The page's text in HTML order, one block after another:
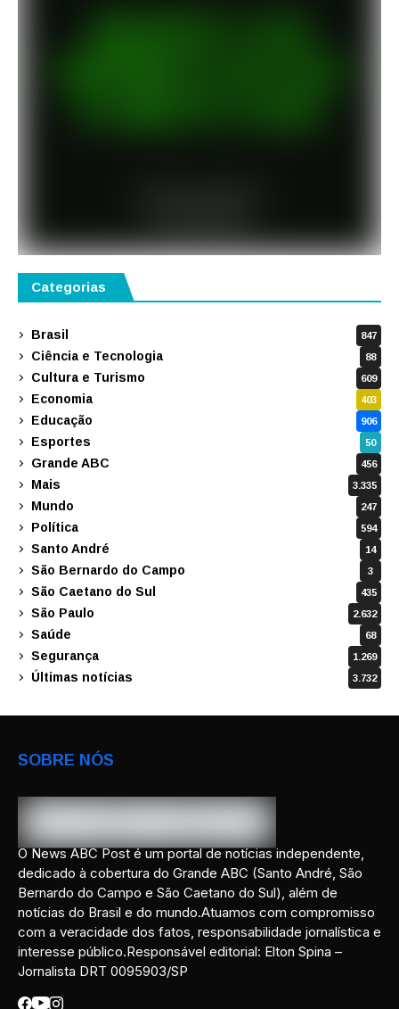
Categorias
Brasil 847
Ciência e Tecnologia 88
Cultura e Turismo 609
Economia 403
Educação 906
Esportes 50
Grande ABC 456
Mais 3.335
Mundo 247
Política 594
Santo André 14
São Bernardo do Campo 3
São Caetano do Sul 435
São Paulo 2.632
Saúde 68
Segurança 1.269
Últimas notícias 3.732
SOBRE NÓS
O News ABC Post é um portal de notícias independente,
dedicado à cobertura do Grande ABC (Santo André, São
Bernardo do Campo e São Caetano do Sul), além de
notícias do Brasil e do mundo.Atuamos com compromisso
com a veracidade dos fatos, responsabilidade jornalística e
interesse público.Responsável editorial: Elton Spina –
Jornalista DRT 0095903/SP